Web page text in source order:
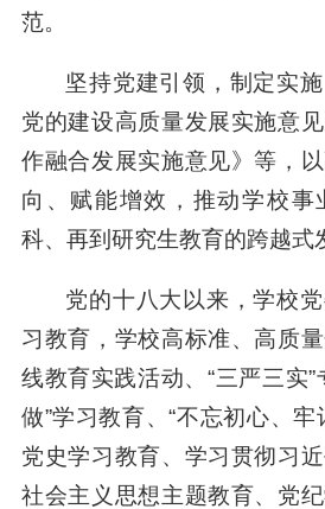
范。
坚持党建引领，制定实
党的建设高质量发展实施意
作融合发展实施意见》等，
向、赋能增效，推动学校事
科、再到研究生教育的跨越式
党的十八大以来，学校
习教育，学校高标准、高质
线教育实践活动、“三严三实”
做”学习教育、“不忘初心、牢
党史学习教育、学习贯彻习
社会主义思想主题教育、党